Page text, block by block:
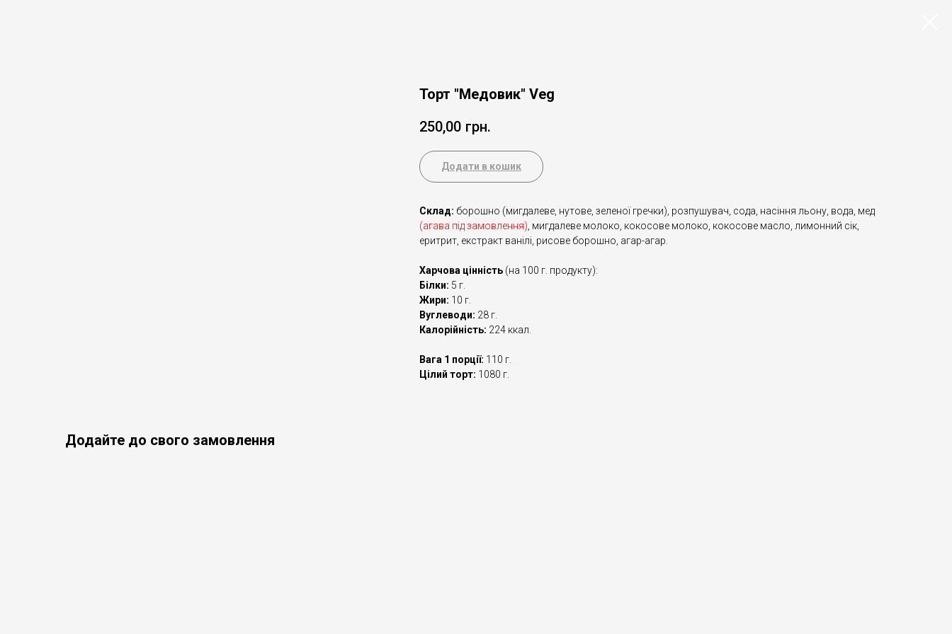
Торт "Медовик" Veg
250,00 грн.
Додати в кошик
Склад: борошно (мигдалеве, нутове, зеленої гречки), розпушувач, сода, насіння льону, вода, мед
(агава під замовлення), мигдалеве молоко, кокосове молоко, кокосове масло, лимонний сік,
еритрит, екстракт ванілі, рисове борошно, агар-агар.
Харчова цінність (на 100 г. продукту):
Білки: 5 г.
Жири: 10 г.
Вуглеводи: 28 г.
Калорійність: 224 ккал.
Вага 1 порції: 110 г.
Цілий торт: 1080 г.
Додайте до свого замовлення